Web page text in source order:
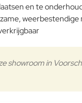
en te
weerbestendige
showroom in